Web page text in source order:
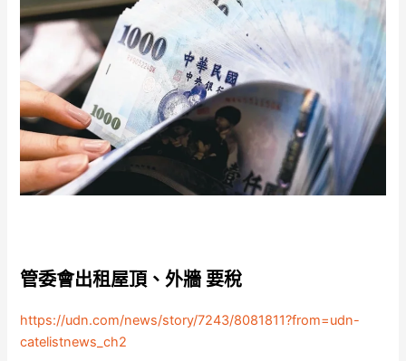
管委會出租屋頂、外牆 要稅
https://udn.com/news/story/7243/8081811?from=udn-
catelistnews_ch2